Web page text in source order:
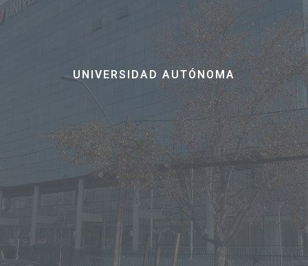
UNIVERSIDAD AUTÓNOMA